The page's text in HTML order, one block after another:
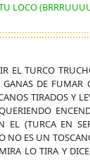
LOCO
EL TURCO
DE FUMAR
TIRADOS Y
EL (TURCA EN
NO ES UN
LO TIRA Y